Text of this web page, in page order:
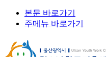
본문 바로가기
주메뉴 바로가기